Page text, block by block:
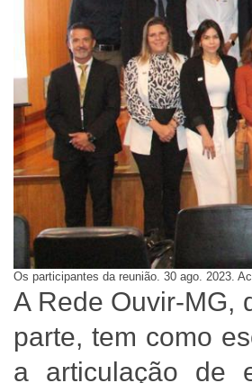
Os participantes da reunião. 30 ago. 2023.
A Rede Ouvir-MG,
parte, tem como
a articulação de